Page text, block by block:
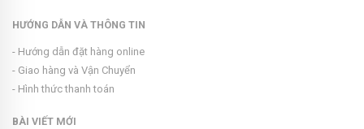
HƯỚNG DẪN VÀ THÔNG TIN
- Hướng dẫn đặt hàng online
- Giao hàng và Vận Chuyển
- Hình thức thanh toán
BÀI VIẾT MỚI